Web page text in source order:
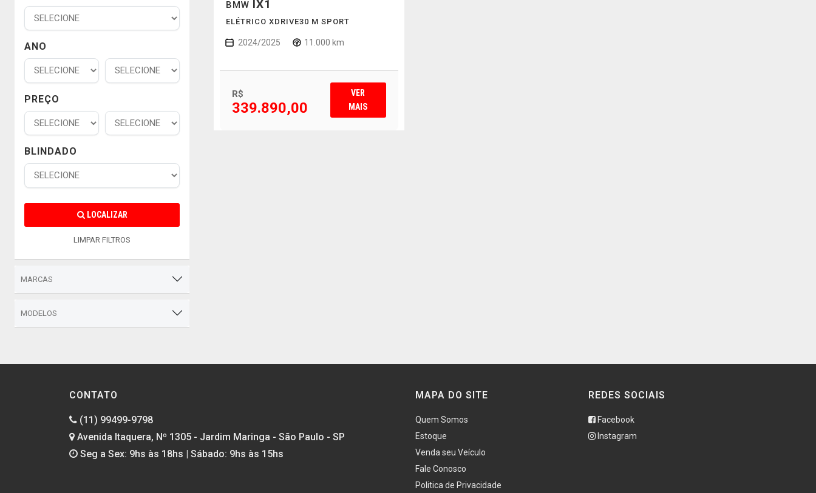
ANO
PREÇO
BLINDADO
LOCALIZAR
LIMPAR FILTROS
MARCAS
MODELOS
BMW IX1
ELÉTRICO XDRIVE30 M SPORT
2024/2025 11.000 km
R$
339.890,00
VER
MAIS
CONTATO
(11) 99499-9798
Avenida Itaquera, Nº 1305 - Jardim Maringa - São Paulo - SP
Seg a Sex: 9hs às 18hs | Sábado: 9hs às 15hs
MAPA DO SITE
Quem Somos
Estoque
Venda seu Veículo
Fale Conosco
Politica de Privacidade
REDES SOCIAIS
Facebook
Instagram